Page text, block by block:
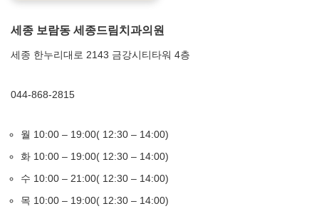
세종 보람동 세종드림치과의원
세종 한누리대로 2143 금강시티타워 4층
044-868-2815
월 10:00 – 19:00( 12:30 – 14:00)
화 10:00 – 19:00( 12:30 – 14:00)
수 10:00 – 21:00( 12:30 – 14:00)
목 10:00 – 19:00( 12:30 – 14:00)